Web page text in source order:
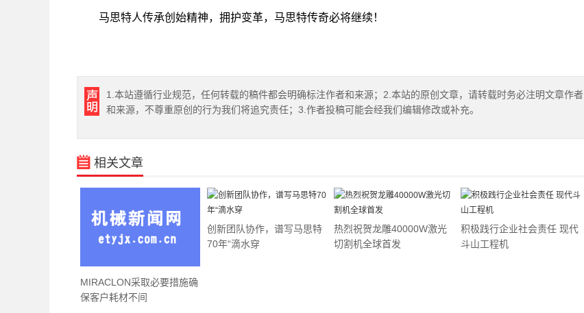
马思特人传承创始精神，拥护变革，马思特传奇必将继续！
1.本站遵循行业规范，任何转载的稿件都会明确标注作者和来源；2.本站的原创文章，请转载时务必注明文章作者
和来源，不尊重原创的行为我们将追究责任；3.作者投稿可能会经我们编辑修改或补充。
相关文章
MIRACLON采取必要措施确
保客户耗材不间
创新团队协作，谱写马思特
70年“滴水穿
热烈祝贺龙雕40000W激光
切割机全球首发
积极践行企业社会责任 现代
斗山工程机